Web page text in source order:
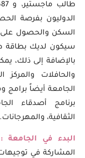
الدوليون بفرصة
السكن والحصول على
سيكون لديك بطاقة
بالإضافة إلى ذلك،
والحافلات والمركز
الجامعة أيضاً برامج
برنامج أصدقاء
الثقافية، والمهرجانات.
البدء في الجامعة :
المشاركة في